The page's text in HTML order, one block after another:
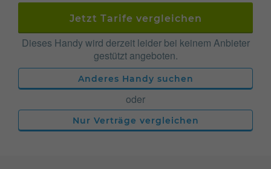
Jetzt Tarife vergleichen
Dieses Handy wird derzeit leider bei keinem Anbieter
gestützt angeboten.
Anderes Handy suchen
oder
Nur Verträge vergleichen